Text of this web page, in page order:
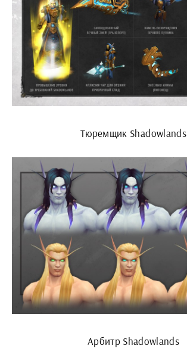
Тюремщик Shadowlands
Арбитр Shadowlands